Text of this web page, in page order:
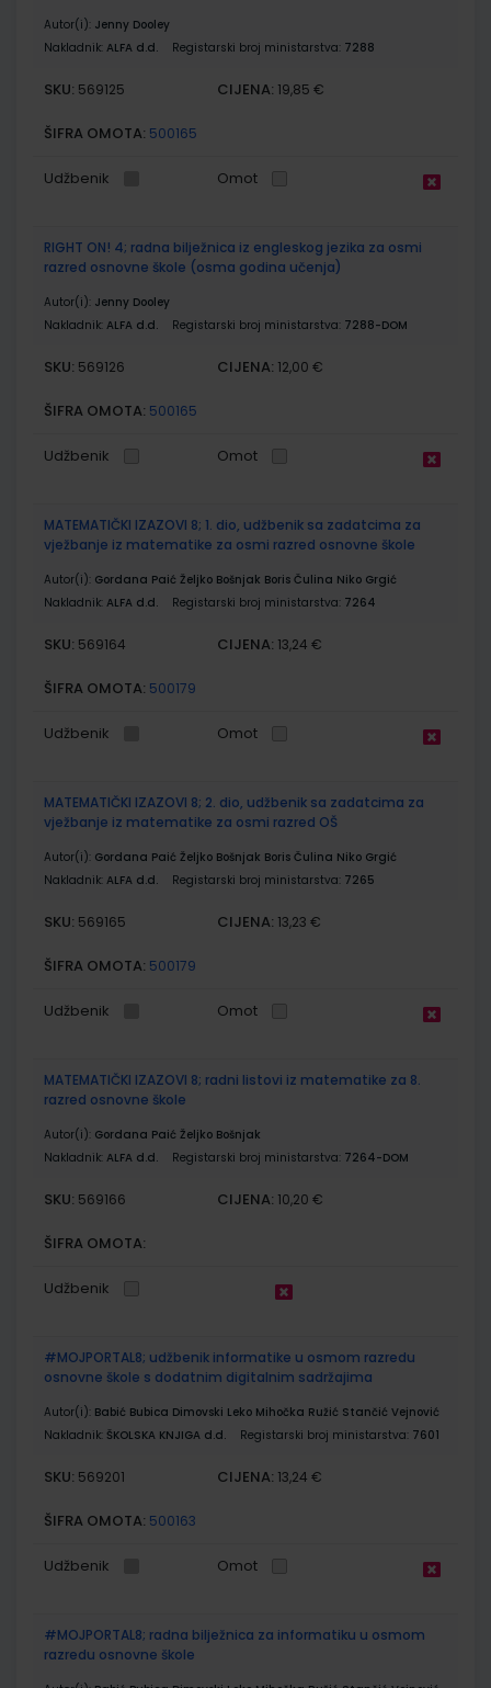
Autor(i): Jenny Dooley
Nakladnik: ALFA d.d. Registarski broj ministarstva: 7288
SKU: 569125 CIJENA: 19,85 €
ŠIFRA OMOTA: 500165
Udžbenik Omot
RIGHT ON! 4; radna bilježnica iz engleskog jezika za osmi
razred osnovne škole (osma godina učenja)
Autor(i): Jenny Dooley
Nakladnik: ALFA d.d. Registarski broj ministarstva: 7288-DOM
SKU: 569126 CIJENA: 12,00 €
ŠIFRA OMOTA: 500165
Udžbenik Omot
MATEMATIČKI IZAZOVI 8; 1. dio, udžbenik sa zadatcima za
vježbanje iz matematike za osmi razred osnovne škole
Autor(i): Gordana Paić Željko Bošnjak Boris Čulina Niko Grgić
Nakladnik: ALFA d.d. Registarski broj ministarstva: 7264
SKU: 569164 CIJENA: 13,24 €
ŠIFRA OMOTA: 500179
Udžbenik Omot
MATEMATIČKI IZAZOVI 8; 2. dio, udžbenik sa zadatcima za
vježbanje iz matematike za osmi razred OŠ
Autor(i): Gordana Paić Željko Bošnjak Boris Čulina Niko Grgić
Nakladnik: ALFA d.d. Registarski broj ministarstva: 7265
SKU: 569165 CIJENA: 13,23 €
ŠIFRA OMOTA: 500179
Udžbenik Omot
MATEMATIČKI IZAZOVI 8; radni listovi iz matematike za 8.
razred osnovne škole
Autor(i): Gordana Paić Željko Bošnjak
Nakladnik: ALFA d.d. Registarski broj ministarstva: 7264-DOM
SKU: 569166 CIJENA: 10,20 €
ŠIFRA OMOTA:
Udžbenik
#MOJPORTAL8; udžbenik informatike u osmom razredu
osnovne škole s dodatnim digitalnim sadržajima
Autor(i): Babić Bubica Dimovski Leko Mihočka Ružić Stančić Vejnović
Nakladnik: ŠKOLSKA KNJIGA d.d. Registarski broj ministarstva: 7601
SKU: 569201 CIJENA: 13,24 €
ŠIFRA OMOTA: 500163
Udžbenik Omot
#MOJPORTAL8; radna bilježnica za informatiku u osmom
razredu osnovne škole